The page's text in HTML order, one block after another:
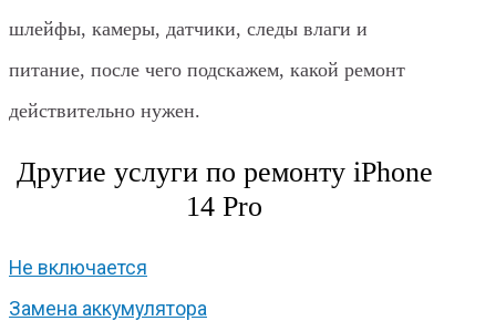
шлейфы, камеры, датчики, следы влаги и
питание, после чего подскажем, какой ремонт
действительно нужен.
Другие услуги по ремонту iPhone
14 Pro
Не включается
Замена аккумулятора